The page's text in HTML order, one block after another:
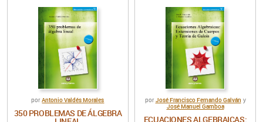
porAntonio Valdés Morales
350 PROBLEMAS DE ÁLGEBRA
por José Francisco Fernando Galván y
José Manuel Gamboa
ECUACIONES ALGEBRAICAS: